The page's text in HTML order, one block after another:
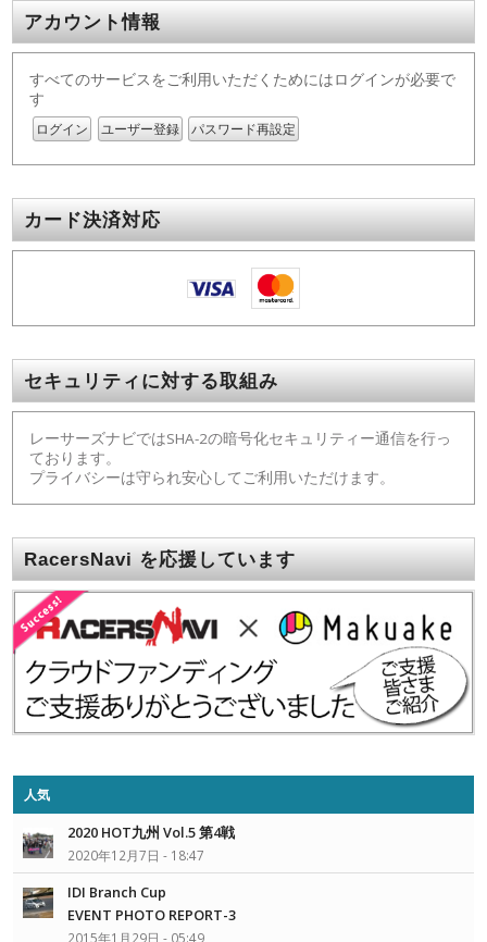
アカウント情報
すべてのサービスをご利用いただくためにはログインが必要で
す
ログイン ユーザー登録 パスワード再設定
カード決済対応
セキュリティに対する取組み
レーサーズナビではSHA-2の暗号化セキュリティー通信を行っ
ております。
プライバシーは守られ安心してご利用いただけます。
RacersNavi を応援しています
人気
2020 HOT九州 Vol.5 第4戦
2020年12月7日 - 18:47
IDI Branch Cup
EVENT PHOTO REPORT-3
2015年1月29日 - 05:49